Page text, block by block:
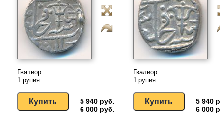
Гвалиор
1 рупия
5 940 руб.
6 000 руб.
Гвалиор
1 рупия
5 940
6 000